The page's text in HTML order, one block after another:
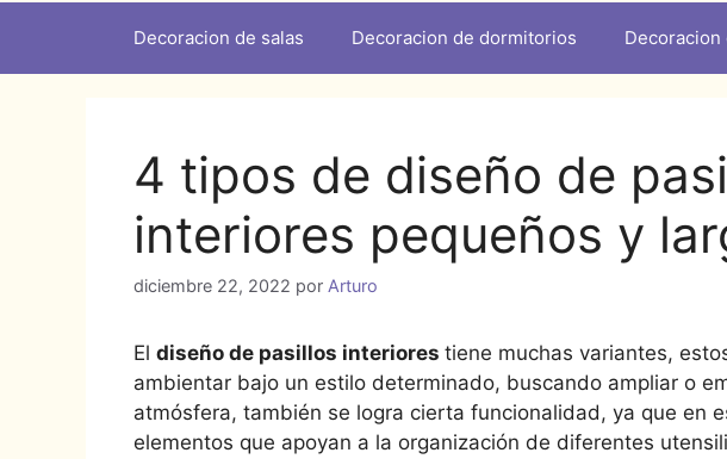
Decoracion de salas Decoracion de dormitorios
4 tipos de diseño de
interiores pequeños y
diciembre 22, 2022 por Arturo
El diseño de pasillos interiores tiene muchas variantes,
ambientar bajo un estilo determinado, buscando ampliar o
atmósfera, también se logra cierta funcionalidad, ya que en
elementos que apoyan a la organización de diferentes